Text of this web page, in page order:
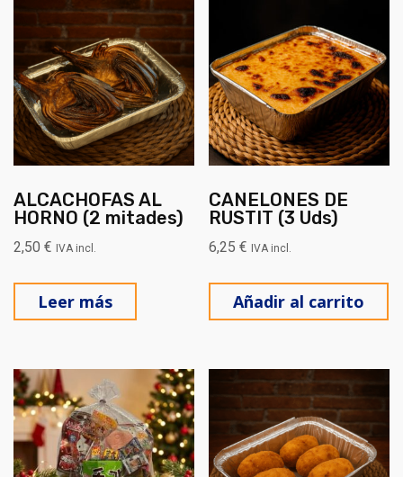
ALCACHOFAS AL
HORNO (2 mitades)
2,50 € IVA incl.
Leer más
CANELONES DE
RUSTIT (3 Uds)
6,25€ IVA incl.
Añadir al carrito